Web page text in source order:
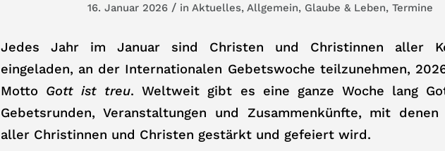
16. Januar 2026 / in Aktuelles, Allgemein, Glaube & Leben, Termine
Jedes Jahr im Januar sind Christen und Christinnen aller
eingeladen, an der Internationalen Gebetswoche teilzunehmen,
Motto Gott ist treu. Weltweit gibt es eine ganze Woche lang
Gebetsrunden, Veranstaltungen und Zusammenkünfte, mit
aller Christinnen und Christen gestärkt und gefeiert wird.